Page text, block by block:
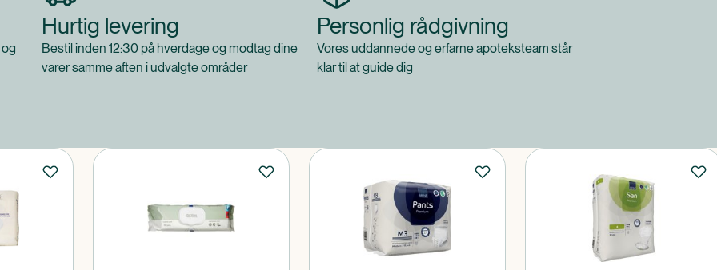
Hurtig levering
Bestil inden 12:30 på hverdage og modtag dine
varer samme aften i udvalgte områder
Personlig rådgivning
Vores uddannede og erfarne apoteksteam står
klar til at guide dig